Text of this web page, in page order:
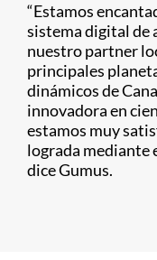
“Estamos
sistema digital de
nuestro partner
principales
dinámicos de
innovadora en
estamos muy
lograda mediante
dice Gumus.